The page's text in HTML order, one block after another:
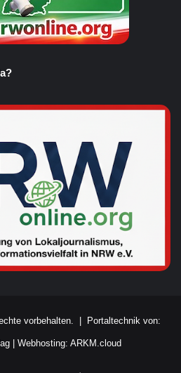
vorbehalten. | Portaltechnik von:
Webhosting: ARKM.cloud